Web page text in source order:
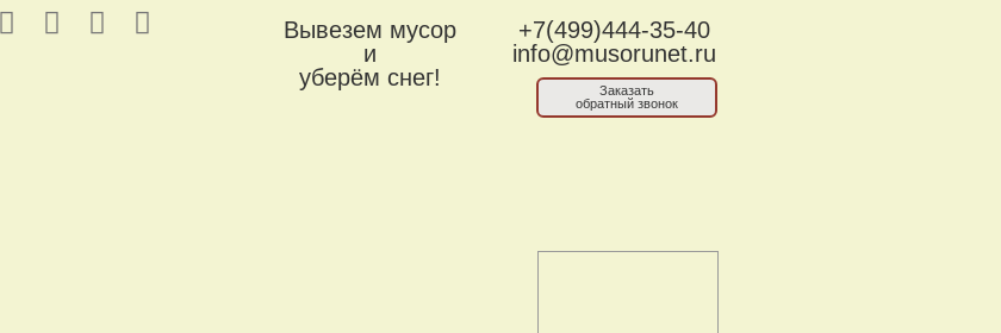
Вывезем мусор
и
уберём снег!
+7(499)444-35-40
info@musorunet.ru
Заказать
обратный звонок